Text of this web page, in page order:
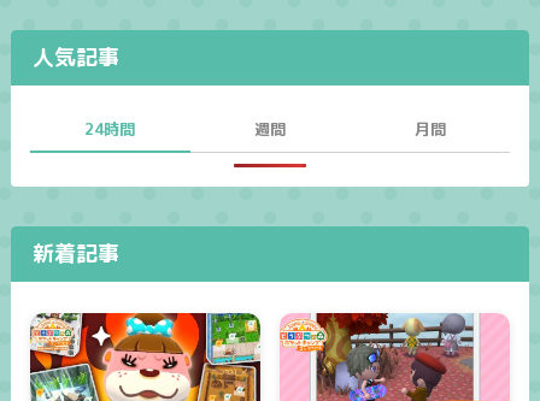
人気記事
24時間 週間 月間
新着記事